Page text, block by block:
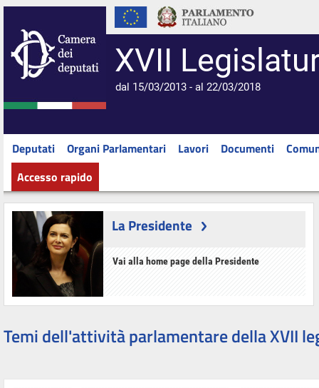
XVII
dal 15/03/2013 - al 22/03/2018
Deputati Organi Parlamentari Lavori Documenti
Accesso rapido
La Presidente
Vai alla home page della Presidente
Temi dell'attività parlamentare della XVII